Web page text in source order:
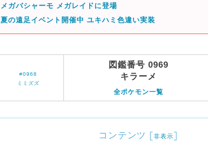
メガバシャーモ メガレイドに登場
夏の遠足イベント開催中 ユキハミ色違い実装
#0968
ミミズズ
図鑑番号 0969
キラーメ
全ポケモン一覧
コンテンツ [非表示]